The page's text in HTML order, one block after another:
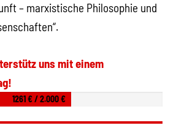
– marxistische Philosophie und
uns mit einem
1261 € / 2.000 €